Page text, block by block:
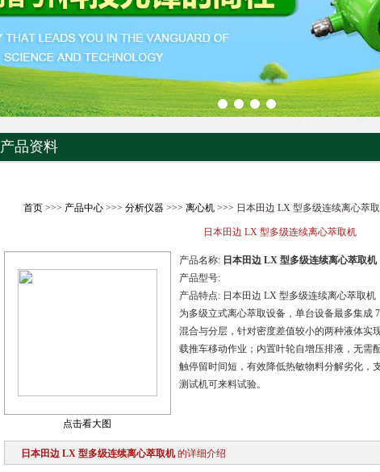
产品资料
首页>>> 产品中心>>> 分析仪器>>> 离心机>>> 日本田边 LX 型多级连续离心萃
日本田边 LX 型多级连续离心萃取机
点击看大图
产品名称: 日本田边 LX 型多级连续离心萃取机
产品型号:
产品特点: 日本田边 LX 型多级连续离心萃取机
为多级立式离心萃取设备，单台设备最多集成
混合与分层，针对密度差值较小的两种液体实
载推车移动作业；内置叶轮自增压排液，无需
触停留时间短，有效降低热敏物料分解劣化，
测试机可来料试验。
日本田边 LX 型多级连续离心萃取机 的详细介绍